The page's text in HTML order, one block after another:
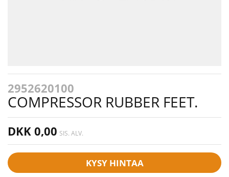
2952620100
COMPRESSOR RUBBER FEET.
DKK 0,00 SIS. ALV.
KYSY HINTAA